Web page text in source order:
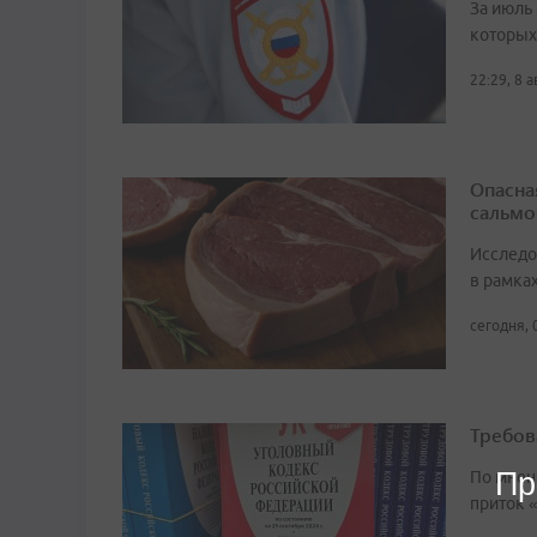
За июль
22:29, 8
в
сегодня,
По
приток